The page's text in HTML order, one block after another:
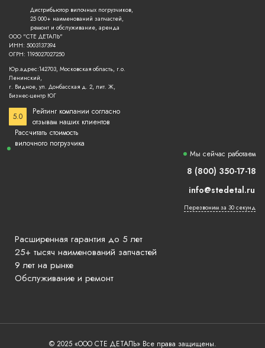
Дистрибьютор вилочных погрузчиков,
25 000+ наименований запчастей,
ремонт и обслуживание, аренда
ООО "СТЕ ДЕТАЛЬ"
ИНН: 5003137394
ОГРН: 1195027027250
Юр.адрес:142703, Московская область, г.о.
Ленинский,
г. Видное, ул. Донбасская д. 2, лит. Ж,
Бизнес-центр ЮГ
5.0
Рейтинг компании согласно
отзывам наших клиентов
Рассчитать стоимость
вилочного погрузчика
Мы сейчас работаем
8 (800) 350-17-18
info@stedetal.ru
Перезвоним за 30 секунд
Расширенная гарантия до 5 лет
25+ тысяч наименований запчастей
9 лет на рынке
Обслуживание и ремонт
© 2025 «ООО СТЕ ДЕТАЛЬ» Все права защищены.